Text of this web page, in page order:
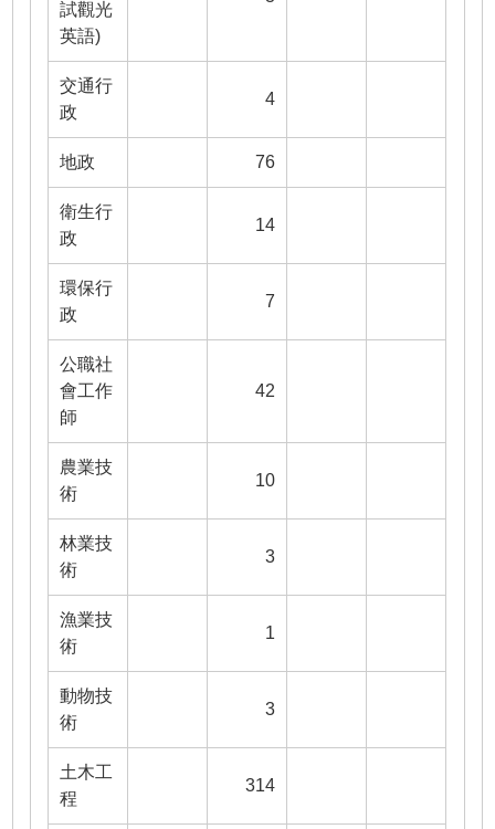
試觀光
英語)
交通行
政
4
地政 76
衛生行
政
14
環保行
政
7
公職社
會工作
師
42
農業技
術
10
林業技
術
3
漁業技
術
1
動物技
術
3
土木工
程
314